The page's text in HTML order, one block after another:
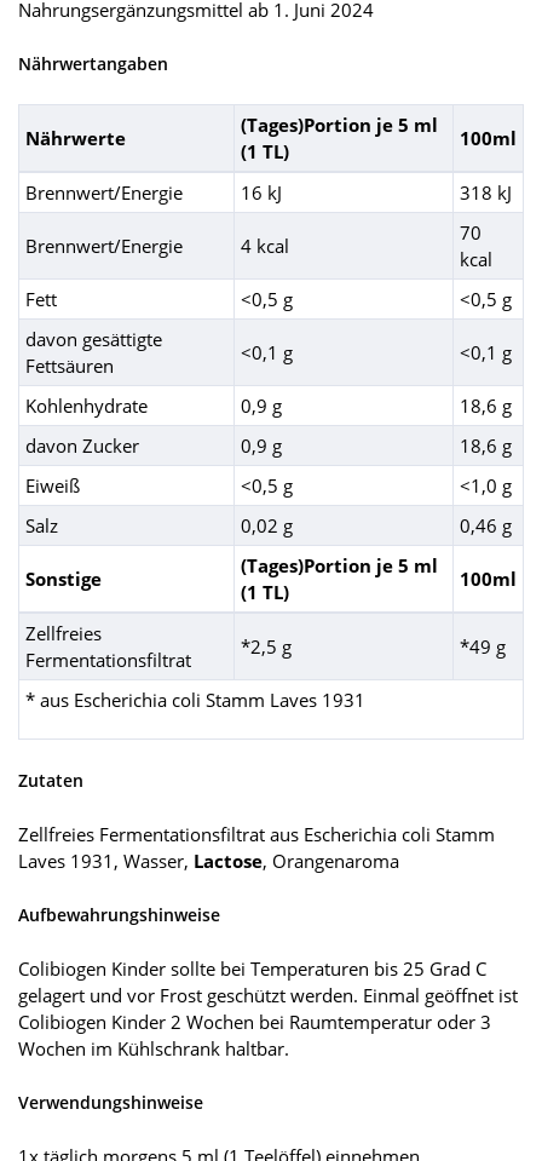
Nahrungsergänzungsmittel ab 1. Juni 2024
Nährwertangaben
Nährwerte
(Tages)Portion je 5 ml
(1 TL)
100ml
Brennwert/Energie 16 kJ 318 kJ
Brennwert/Energie 4 kcal
70
kcal
Fett
<0,5 g
<0,5 g
davon gesättigte
Fettsäuren
<0,1 g <0,1 g
Kohlenhydrate 0,9 g
18,6 g
davon Zucker
0,9 g
18,6 g
Eiweiß
<0,5 g
<1,0 g
Salz
0,02 g 0,46 g
Sonstige
(Tages)Portion je 5 ml
(1 TL)
100ml
Zellfreies
Fermentationsfiltrat
*2,5 g *49 g
* aus Escherichia coli Stamm Laves 1931
Zutaten
Zellfreies Fermentationsfiltrat aus Escherichia coli Stamm
Laves 1931, Wasser, Lactose, Orangenaroma
Aufbewahrungshinweise
Colibiogen Kinder sollte bei Temperaturen bis 25 Grad C
gelagert und vor Frost geschützt werden. Einmal geöffnet ist
Colibiogen Kinder 2 Wochen bei Raumtemperatur oder 3
Wochen im Kühlschrank haltbar.
Verwendungshinweise